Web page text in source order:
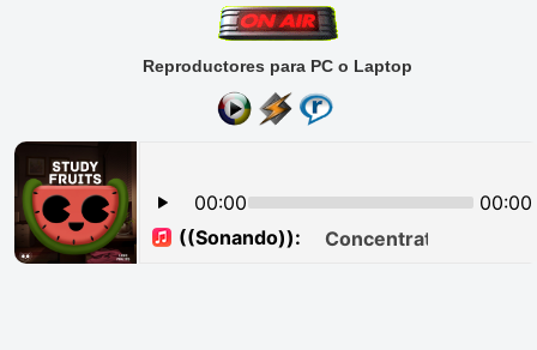
Reproductores para PC o Laptop